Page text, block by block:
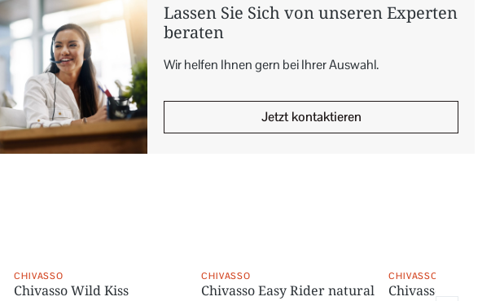
Lassen Sie Sich von unseren Experten
beraten
Wir helfen Ihnen gern bei Ihrer Auswahl.
Jetzt kontaktieren
CHIVASSO
Chivasso Wild Kiss
CHIVASSO
Chivasso Easy Rider natural
CHIVASSO
Chivasso Gigolo